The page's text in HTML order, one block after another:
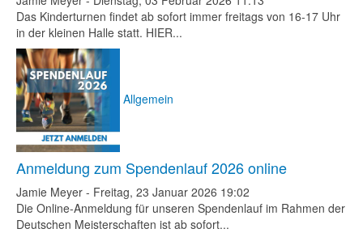
Das Kinderturnen findet ab sofort immer freitags von 16-17 Uhr
in der kleinen Halle statt. HIER...
Allgemein
Anmeldung zum Spendenlauf 2026 online
Jamie Meyer - Freitag, 23 Januar 2026 19:02
Die Online-Anmeldung für unseren Spendenlauf im Rahmen der
Deutschen Meisterschaften ist ab sofort...